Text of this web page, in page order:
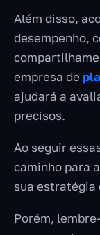
Além disso,
desempenho,
empresa de
ajudará a
precisos.
Ao seguir
caminho para
sua estratégia
Porém,